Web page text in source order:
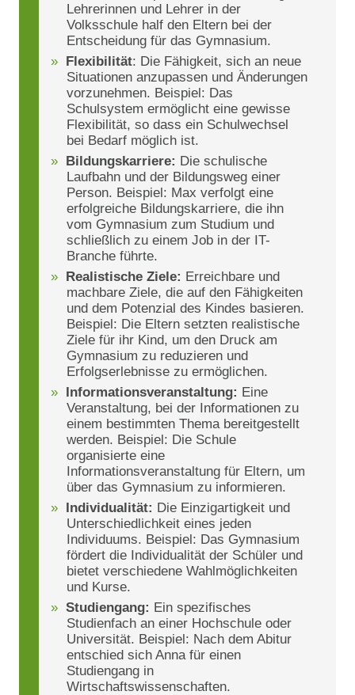
Lehrerinnen und Lehrer in der
Volksschule half den Eltern bei der
Entscheidung für das Gymnasium.
Flexibilität: Die Fähigkeit, sich an neue
Situationen anzupassen und Änderungen
vorzunehmen. Beispiel: Das
Schulsystem ermöglicht eine gewisse
Flexibilität, so dass ein Schulwechsel
bei Bedarf möglich ist.
Bildungskarriere: Die schulische
Laufbahn und der Bildungsweg einer
Person. Beispiel: Max verfolgt eine
erfolgreiche Bildungskarriere, die ihn
vom Gymnasium zum Studium und
schließlich zu einem Job in der IT-
Branche führte.
Realistische Ziele: Erreichbare und
machbare Ziele, die auf den Fähigkeiten
und dem Potenzial des Kindes basieren.
Beispiel: Die Eltern setzten realistische
Ziele für ihr Kind, um den Druck am
Gymnasium zu reduzieren und
Erfolgserlebnisse zu ermöglichen.
Informationsveranstaltung: Eine
Veranstaltung, bei der Informationen zu
einem bestimmten Thema bereitgestellt
werden. Beispiel: Die Schule
organisierte eine
Informationsveranstaltung für Eltern, um
über das Gymnasium zu informieren.
Individualität: Die Einzigartigkeit und
Unterschiedlichkeit eines jeden
Individuums. Beispiel: Das Gymnasium
fördert die Individualität der Schüler und
bietet verschiedene Wahlmöglichkeiten
und Kurse.
Studiengang: Ein spezifisches
Studienfach an einer Hochschule oder
Universität. Beispiel: Nach dem Abitur
entschied sich Anna für einen
Studiengang in
Wirtschaftswissenschaften.